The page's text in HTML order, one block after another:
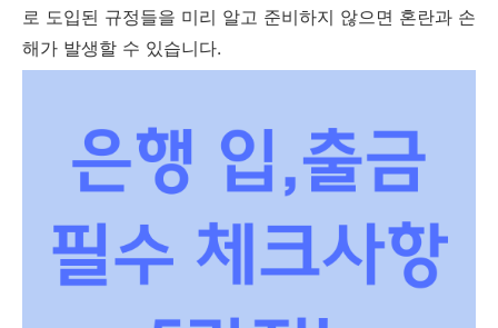
로 도입된 규정들을 미리 알고 준비하지 않으면 혼란과 손
해가 발생할 수 있습니다.